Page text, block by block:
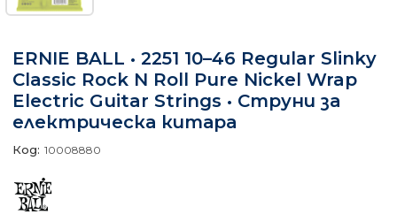
ERNIE BALL • 2251 10–46 Regular Slinky
Classic Rock N Roll Pure Nickel Wrap
Electric Guitar Strings • Струни за
електрическа китара
Код: 10008880